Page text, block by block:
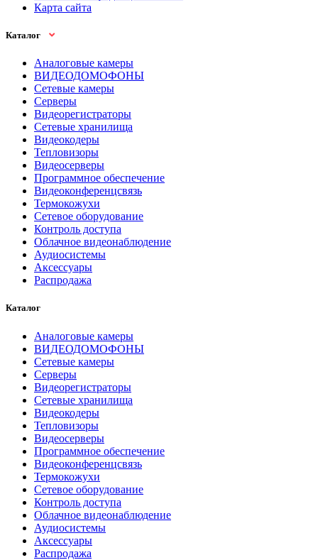
Карта сайта
Каталог
Аналоговые камеры
ВИДЕОДОМОФОНЫ
Сетевые камеры
Серверы
Видеорегистраторы
Сетевые хранилища
Видеокодеры
Тепловизоры
Видеосерверы
Программное обеспечение
Видеоконференцсвязь
Термокожухи
Сетевое оборудование
Контроль доступа
Облачное видеонаблюдение
Аудиосистемы
Аксессуары
Распродажа
Каталог
Аналоговые камеры
ВИДЕОДОМОФОНЫ
Сетевые камеры
Серверы
Видеорегистраторы
Сетевые хранилища
Видеокодеры
Тепловизоры
Видеосерверы
Программное обеспечение
Видеоконференцсвязь
Термокожухи
Сетевое оборудование
Контроль доступа
Облачное видеонаблюдение
Аудиосистемы
Аксессуары
Распродажа